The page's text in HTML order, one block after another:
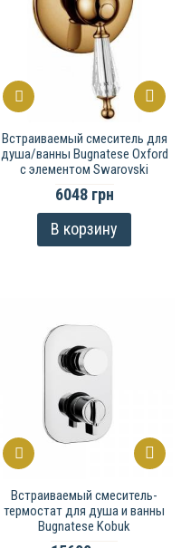
Встраиваемый смеситель для
душа/ванны Bugnatese Oxford
с элементом Swarovski
6048 грн
В корзину
Встраиваемый смеситель-
термостат для душа и ванны
Bugnatese Kobuk